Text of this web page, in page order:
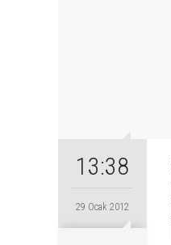
13:38
29 Ocak 2012